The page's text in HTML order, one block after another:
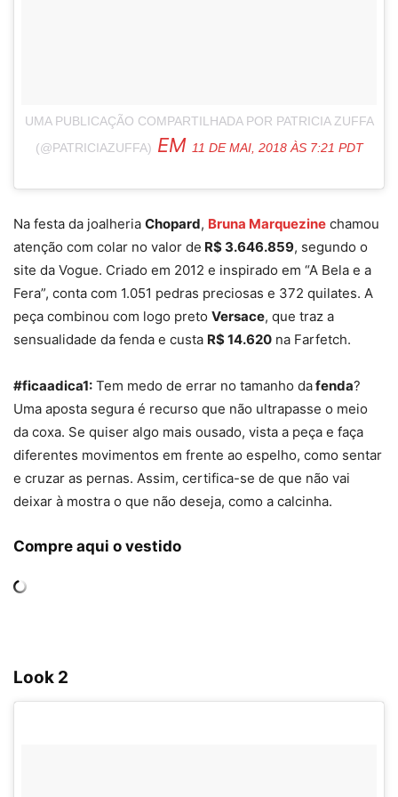
UMA PUBLICAÇÃO COMPARTILHADA POR PATRICIA ZUFFA
(@PATRICIAZUFFA) EM 11 DE MAI, 2018 ÀS 7:21 PDT
Na festa da joalheria Chopard, Bruna Marquezine chamou
atenção com colar no valor de R$ 3.646.859, segundo o
site da Vogue. Criado em 2012 e inspirado em “A Bela e a
Fera”, conta com 1.051 pedras preciosas e 372 quilates. A
peça combinou com logo preto Versace, que traz a
sensualidade da fenda e custa R$ 14.620 na Farfetch.
#ficaadica1: Tem medo de errar no tamanho dafenda?
Uma aposta segura é recurso que não ultrapasse o meio
da coxa. Se quiser algo mais ousado, vista a peça e faça
diferentes movimentos em frente ao espelho, como sentar
e cruzar as pernas. Assim, certifica-se de que não vai
deixar à mostra o que não deseja, como a calcinha.
Compre aqui o vestido
Look 2